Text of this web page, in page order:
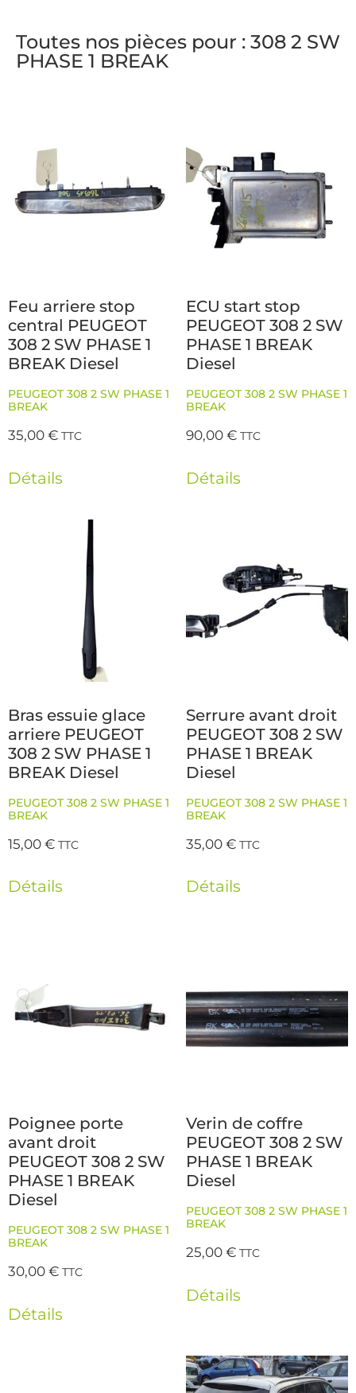
Toutes nos pièces pour : 308 2 SW
PHASE 1 BREAK
Feu arriere stop
central PEUGEOT
308 2 SW PHASE 1
BREAK Diesel
PEUGEOT 308 2 SW PHASE 1
BREAK
35,00€ TTC
Détails
ECU start stop
PEUGEOT 308 2 SW
PHASE 1 BREAK
Diesel
PEUGEOT 308 2 SW PHASE 1
BREAK
90,00€ TTC
Détails
Bras essuie glace
arriere PEUGEOT
308 2 SW PHASE 1
BREAK Diesel
PEUGEOT 308 2 SW PHASE 1
BREAK
15,00€ TTC
Détails
Serrure avant droit
PEUGEOT 308 2 SW
PHASE 1 BREAK
Diesel
PEUGEOT 308 2 SW PHASE 1
BREAK
35,00€ TTC
Détails
Poignee porte
avant droit
PEUGEOT 308 2 SW
PHASE 1 BREAK
Diesel
PEUGEOT 308 2 SW PHASE 1
BREAK
30,00€ TTC
Détails
Verin de coffre
PEUGEOT 308 2 SW
PHASE 1 BREAK
Diesel
PEUGEOT 308 2 SW PHASE 1
BREAK
25,00€ TTC
Détails